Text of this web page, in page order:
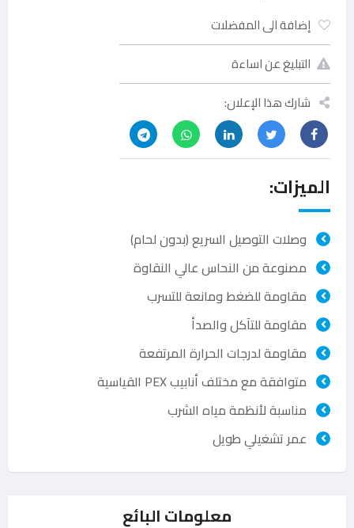
إضافة الى المفضلات
التبليغ عن اساءة
شارك هذا الإعلان:
الميزات:
وصلات التوصيل السريع (بدون لحام)
مصنوعة من النحاس عالي النقاوة
مقاومة للضغط ومانعة للتسرب
مقاومة للتآكل والصدأ
مقاومة لدرجات الحرارة المرتفعة
متوافقة مع مختلف أنابيب PEX القياسية
مناسبة لأنظمة مياه الشرب
عمر تشغيلي طويل
معلومات البائع